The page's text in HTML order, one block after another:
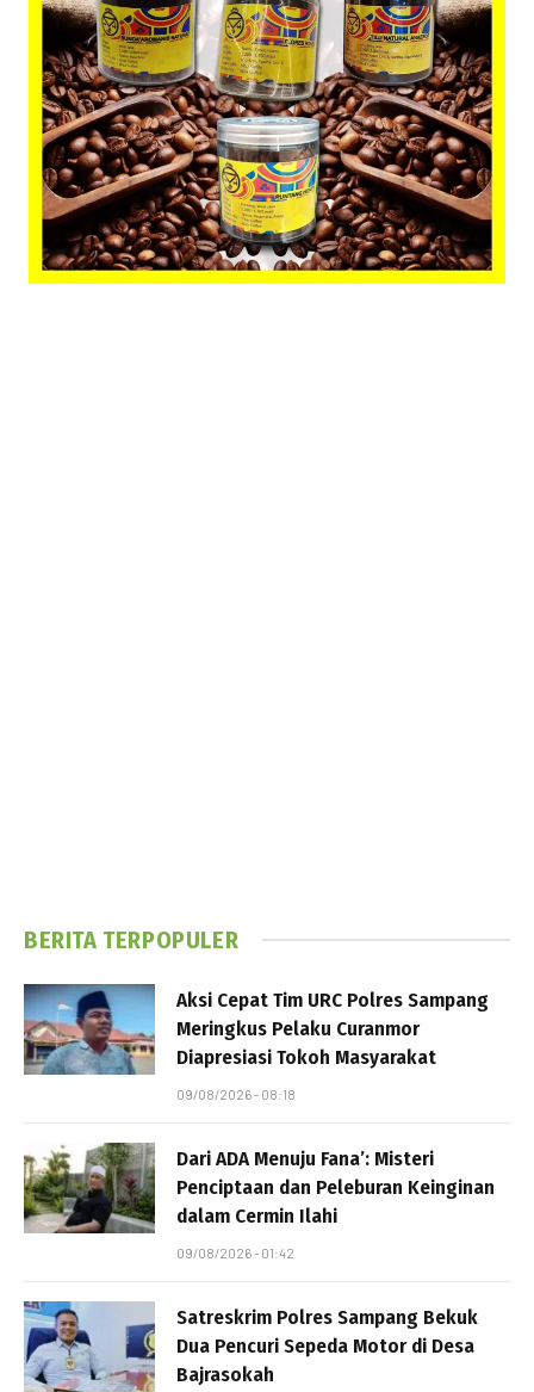
BERITA TERPOPULER
Aksi Cepat Tim URC Polres Sampang
Meringkus Pelaku Curanmor
Diapresiasi Tokoh Masyarakat
09/08/2026 - 08:18
Dari ADA Menuju Fana’: Misteri
Penciptaan dan Peleburan Keinginan
dalam Cermin Ilahi
09/08/2026 - 01:42
Satreskrim Polres Sampang Bekuk
Dua Pencuri Sepeda Motor di Desa
Bajrasokah